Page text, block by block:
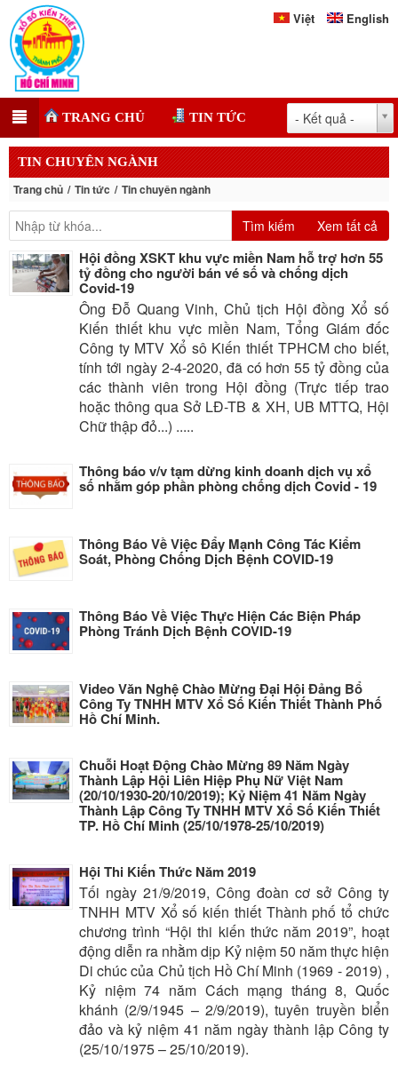
Việt English
TRANG CHỦ TIN TỨC - Kết quả -
TIN CHUYÊN NGÀNH
Trang chủ Tin tức Tin chuyên ngành
Tìm kiếm Xem tất cả
Hội đồng XSKT khu vực miền Nam hỗ trợ hơn 55
tỷ đồng cho người bán vé số và chống dịch
Covid-19
Ông Đỗ Quang Vinh, Chủ tịch Hội đồng Xổ số
Kiến thiết khu vực miền Nam, Tổng Giám đốc
Công ty MTV Xổ sô Kiến thiết TPHCM cho biết,
tính tới ngày 2-4-2020, đã có hơn 55 tỷ đồng của
các thành viên trong Hội đồng (Trực tiếp trao
hoặc thông qua Sở LĐ-TB & XH, UB MTTQ, Hội
Chữ thập đỏ...) .....
Thông báo v/v tạm dừng kinh doanh dịch vụ xổ
số nhằm góp phần phòng chống dịch Covid - 19
Thông Báo Về Việc Đẩy Mạnh Công Tác Kiểm
Soát, Phòng Chống Dịch Bệnh COVID-19
Thông Báo Về Việc Thực Hiện Các Biện Pháp
Phòng Tránh Dịch Bệnh COVID-19
Video Văn Nghệ Chào Mừng Đại Hội Đảng Bổ
Công Ty TNHH MTV Xổ Số Kiến Thiết Thành Phố
Hồ Chí Minh.
Chuỗi Hoạt Động Chào Mừng 89 Năm Ngày
Thành Lập Hội Liên Hiệp Phụ Nữ Việt Nam
(20/10/1930-20/10/2019); Kỷ Niệm 41 Năm Ngày
Thành Lập Công Ty TNHH MTV Xổ Số Kiến Thiết
TP. Hồ Chí Minh (25/10/1978-25/10/2019)
Hội Thi Kiến Thức Năm 2019
Tối ngày 21/9/2019, Công đoàn cơ sở Công ty
TNHH MTV Xổ số kiến thiết Thành phố tổ chức
chương trình “Hội thi kiến thức năm 2019”, hoạt
động diễn ra nhằm dịp Kỷ niệm 50 năm thực hiện
Di chúc của Chủ tịch Hồ Chí Minh (1969 - 2019) ,
Kỷ niệm 74 năm Cách mạng tháng 8, Quốc
khánh (2/9/1945 – 2/9/2019), tuyên truyền biển
đảo và kỷ niệm 41 năm ngày thành lập Công ty
(25/10/1975 – 25/10/2019).